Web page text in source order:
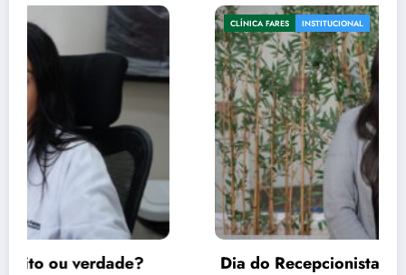
INSTITUCIONAL
Dia do Recepcionista: Empatia é a tônica no